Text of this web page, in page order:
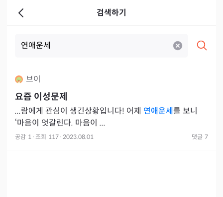
검색하기
브이
요즘 이성문제
...람에게 관심이 생긴상황입니다! 어제 연애운세 를 보니
‘마음이 엇갈린다. 마음이 ...
공감 1 · 조회 117 · 2023.08.01 댓글 7